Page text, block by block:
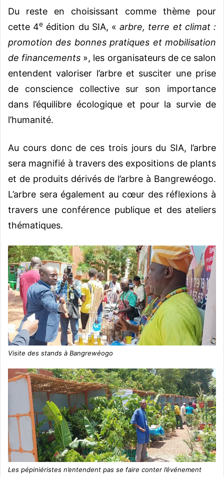
Du reste en choisissant comme thème pour
cette 4e édition du SIA, «arbre, terre et climat :
promotion des bonnes pratiques et mobilisation
de financements », les organisateurs de ce salon
entendent valoriser l’arbre et susciter une prise
de conscience collective sur son importance
dans l’équilibre écologique et pour la survie de
l’humanité.
Au cours donc de ces trois jours du SIA, l’arbre
sera magnifié à travers des expositions de plants
et de produits dérivés de l’arbre à Bangrewéogo.
L’arbre sera également au cœur des réflexions à
travers une conférence publique et des ateliers
thématiques.
Visite des stands à Bangrewéogo
Les pépiniéristes n’entendent pas se faire conter l’événement